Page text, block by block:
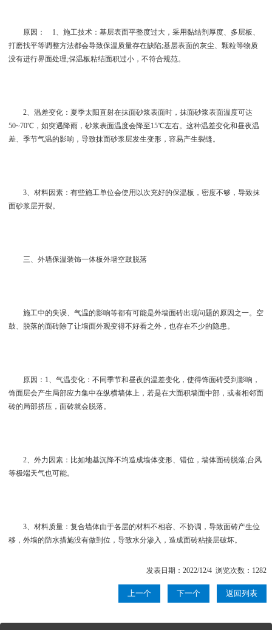
原因： 1、施工技术：基层表面平整度过大，采用黏结剂厚度、多层板、
打磨找平等调整方法都会导致保温质量存在缺陷;基层表面的灰尘、颗粒等物质
没有进行界面处理;保温板粘结面积过小，不符合规范。
2、温差变化：夏季太阳直射在抹面砂浆表面时，抹面砂浆表面温度可达
50~70℃，如突遇降雨，砂浆表面温度会降至15℃左右。这种温差变化和昼夜温
差、季节气温的影响，导致抹面砂浆层发生变形，容易产生裂缝。
3、材料因素：有些施工单位会使用以次充好的保温板，密度不够，导致抹
面砂浆层开裂。
三、外墙保温装饰一体板外墙空鼓脱落
施工中的失误、气温的影响等都有可能是外墙面砖出现问题的原因之一。空
鼓、脱落的面砖除了让墙面外观变得不好看之外，也存在不少的隐患。
原因：1、气温变化：不同季节和昼夜的温差变化，使得饰面砖受到影响，
饰面层会产生局部应力集中在纵横墙体上，若是在大面积墙面中部，或者相邻面
砖的局部挤压，面砖就会脱落。
2、外力因素：比如地基沉降不均造成墙体变形、错位，墙体面砖脱落;台风
等极端天气也可能。
3、材料质量：复合墙体由于各层的材料不相容、不协调，导致面砖产生位
移，外墙的防水措施没有做到位，导致水分渗入，造成面砖粘接层破坏。
发表日期：2022/12/4 浏览次数：1282
上一个 下一个 返回列表